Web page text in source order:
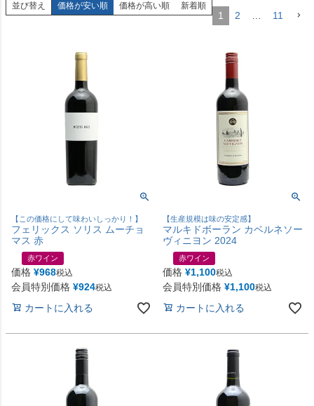
並び替え 価格が安い順 価格が高い順 新着順
1 2 … 11
【この価格にして味わいしっかり！】
フェリックス ソリス ムーチョ
マス 赤
赤ワイン
価格 ¥968税込
会員特別価格 ¥924税込
カートに入れる
【生産規模は味の安定感】
マルキドボーラン カベルネソー
ヴィニヨン 2024
赤ワイン
価格 ¥1,100税込
会員特別価格 ¥1,100税込
カートに入れる